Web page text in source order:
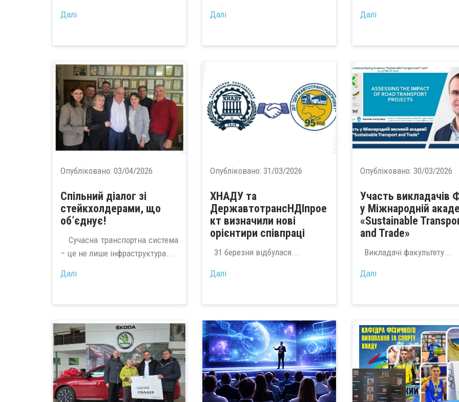
Далі
Далі
Далі
Опубліковано: 03/04/2026
Спільний діалог зі
стейкхолдерами, що
об’єднує!
Сучасна транспортна система
– це не лише інфраструктура...
Далі
Опубліковано:31/03/2026
ХНАДУ та
ДержавтотрансНДІпрое
кт визначили нові
орієнтири співпраці
31 березня відбулася...
Далі
Опубліковано: 30/03/2026
Участь викладачів
у Міжнародній
«Sustainable
and Trade»
Викладачі факультету...
Далі